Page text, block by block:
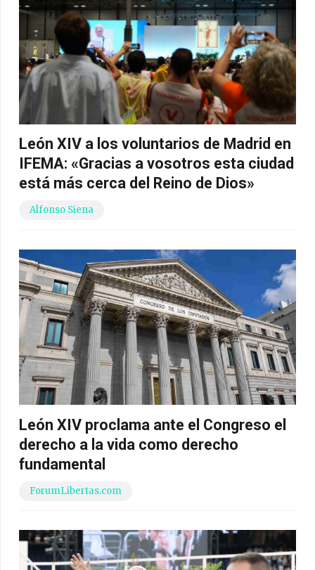
León XIV a los voluntarios de Madrid en
IFEMA: «Gracias a vosotros esta ciudad
está más cerca del Reino de Dios»
Alfonso Siena
León XIV proclama ante el Congreso el
derecho a la vida como derecho
fundamental
ForumLibertas.com